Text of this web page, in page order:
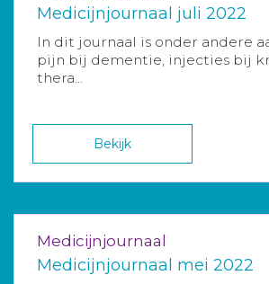
Medicijnjournaal juli 2022
In dit journaal is onder andere
pijn bij dementie, injecties bij
thera...
Bekijk
Medicijnjournaal
Medicijnjournaal mei 2022